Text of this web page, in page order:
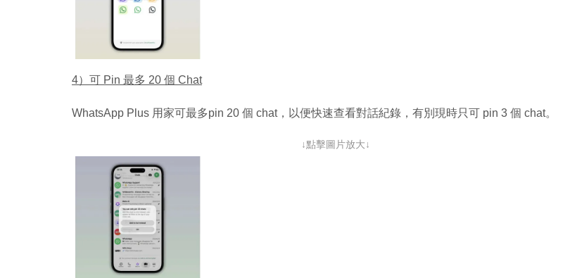
4）可 Pin 最多 20 個 Chat
WhatsApp Plus 用家可最多pin 20 個 chat，以便快速查看對話紀錄，有別現時只可 pin 3 個 chat。
↓點擊圖片放大↓